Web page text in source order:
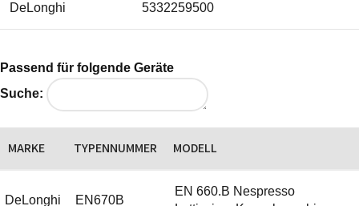
DeLonghi 5332259500
Passend für folgende Geräte
Suche:
MARKE TYPENNUMMER MODELL
DeLonghi EN670B
EN 660.B Nespresso